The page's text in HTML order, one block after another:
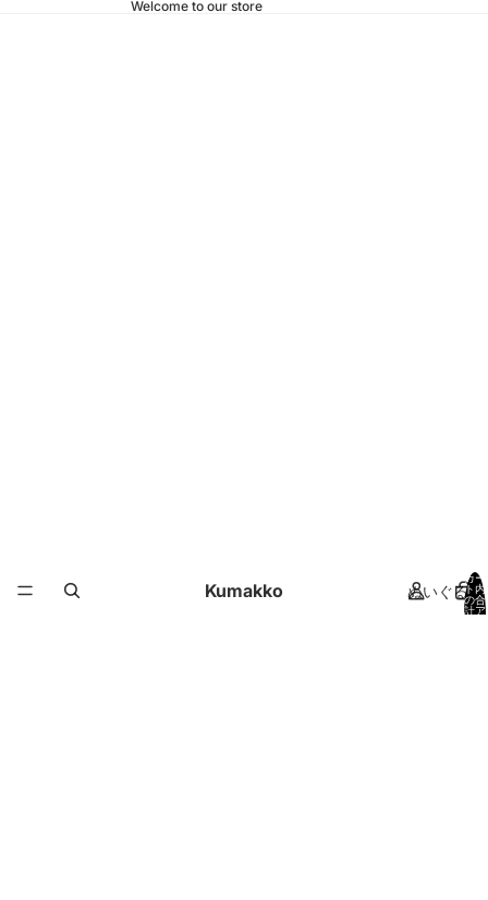
Welcome to our store
Kumakko ぬいぐる
カー
ト内
の合
計ア